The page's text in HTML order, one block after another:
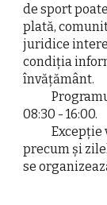
de sport
plată,
juridice
condiția
învățământ.
Programul
08:30 - 16:00.
Excepție
precum și
se